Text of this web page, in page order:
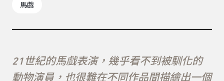
馬戲
21世紀的馬戲表演，幾乎看不到被馴化的
動物演員，也很難在不同作品間描繪出一個